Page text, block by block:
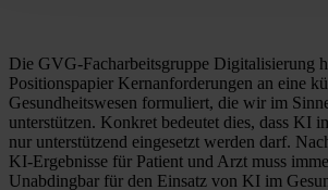
Die GVG-Facharbeitsgruppe Digitalisierung
Positionspapier Kernanforderungen an eine
Gesundheitswesen formuliert, die wir im
unterstützen. Konkret bedeutet dies, dass KI
nur unterstützend eingesetzt werden darf.
KI-Ergebnisse für Patient und Arzt muss
Unabdingbar für den Einsatz von KI im